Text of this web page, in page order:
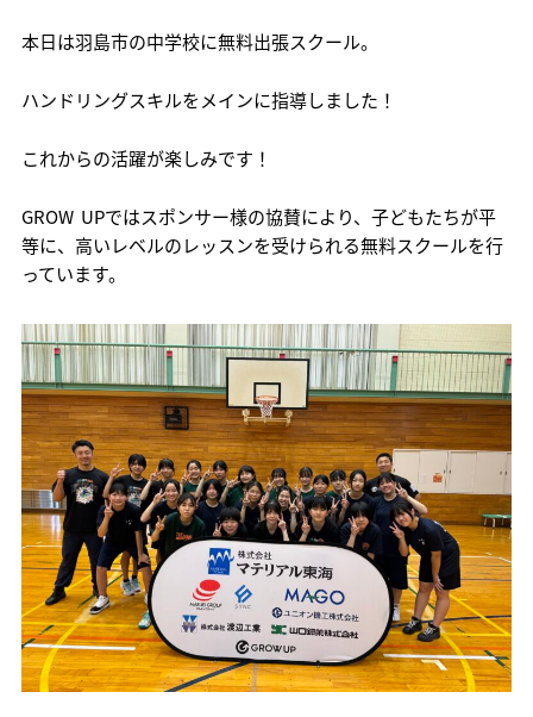
本日は羽島市の中学校に無料出張スクール。
ハンドリングスキルをメインに指導しました！
これからの活躍が楽しみです！
GROW UPではスポンサー様の協賛により、子どもたちが平
等に、高いレベルのレッスンを受けられる無料スクールを行
っています。